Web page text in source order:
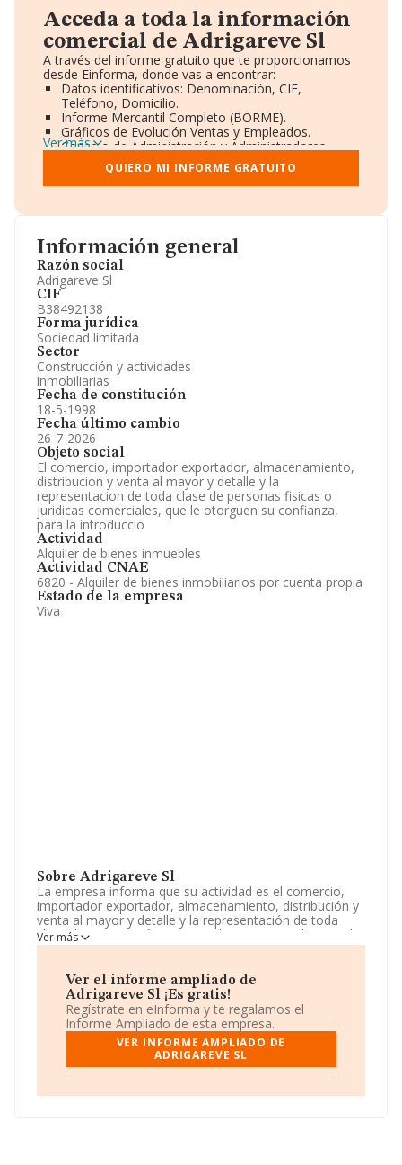
Información general
Razón social
Adrigareve Sl
CIF
B38492138
Forma jurídica
Sociedad limitada
Sector
Construcción y actividades
inmobiliarias
Fecha de constitución
18-5-1998
Fecha último cambio
26-7-2026
Objeto social
El comercio, importador exportador, almacenamiento,
distribucion y venta al mayor y detalle y la
representacion de toda clase de personas fisicas o
juridicas comerciales, que le otorguen su confianza,
para la introduccio
Actividad
Alquiler de bienes inmuebles
Actividad CNAE
6820 - Alquiler de bienes inmobiliarios por cuenta propia
Estado de la empresa
Viva
Sobre Adrigareve Sl
La empresa informa que su actividad es el comercio,
importador exportador, almacenamiento, distribución y
venta al mayor y detalle y la representación de toda
clase de personas fisicas o juridicas comerciales, que le
otorguen su confianza, para la introduccio. La empresa
corresponde a 6820 con código 'Alquiler de bienes
inmobiliarios por cuenta propia'. No realiza actividad de
importación y/o exportación.
No ha habido variación en cuanto al número de
empleados con respecto al 2024 y según los datos a
disposición de INFORMA, ha tenido un número de
Ver más
Ver el informe ampliado de
Adrigareve Sl ¡Es gratis!
Regístrate en eInforma y te regalamos el
Informe Ampliado de esta empresa.
VER INFORME AMPLIADO DE
ADRIGAREVE SL
Acceda a toda la información
comercial de Adrigareve Sl
A través del informe gratuito que te proporcionamos
desde Einforma, donde vas a encontrar:
Datos identificativos: Denominación, CIF,
Teléfono, Domicilio.
Informe Mercantil Completo (BORME).
Gráficos de Evolución Ventas y Empleados.
Consejo de Administración y Administradores.
Directivos y Ejecutivos.
Accionistas.
Participaciones y Vinculaciones en otras empresas.
Información oficial y registral complementaria.
Ver más
QUIERO MI INFORME GRATUITO